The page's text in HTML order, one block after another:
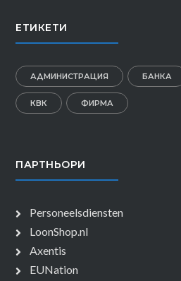
ЕТИКЕТИ
АДМИНИСТРАЦИЯ БАНКА
КВК ФИРМА
ПАРТНЬОРИ
Personeelsdiensten
LoonShop.nl
Axentis
EUNation